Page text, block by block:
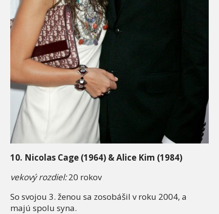
10. Nicolas Cage (1964) & Alice Kim (1984)
vekový rozdiel:20 rokov
So svojou 3. ženou sa zosobášil v roku 2004, a
majú spolu syna.